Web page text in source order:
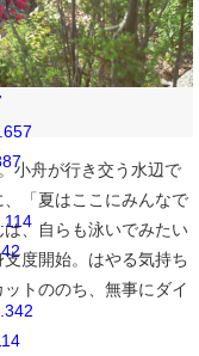
小舟が行き交う水辺で
「夏はここにみんなで
、自らも泳いでみたい
度開始。はやる気持ち
トののち、無事にダイ